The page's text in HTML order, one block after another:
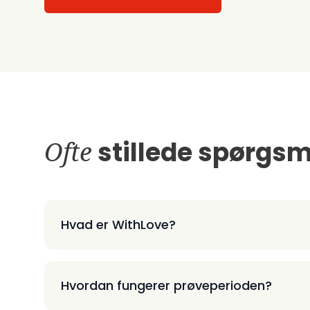
Ofte stillede
Hvad er WithLove?
Hvordan fungerer prøveperioden?